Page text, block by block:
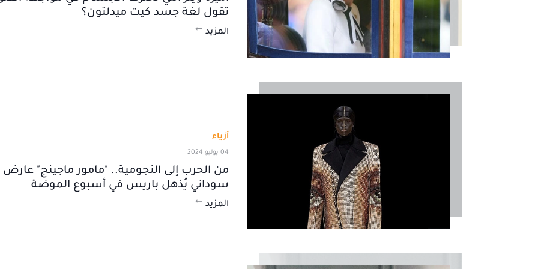
تقول لغة جسد كيت ميدلتون؟
المزيد
أزياء
04 يوليو 2024
من الحرب إلى النجومية.. "مامور ماجينج" عارض
سوداني يُذهل باريس في أسبوع الموضة
المزيد